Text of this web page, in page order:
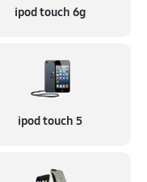
ipod touch 6g
ipod touch 5